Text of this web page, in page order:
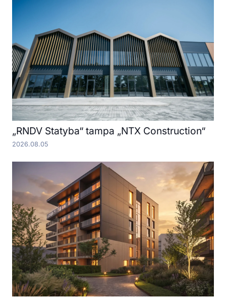
„RNDV Statyba“ tampa „NTX Construction“
2026.08.05